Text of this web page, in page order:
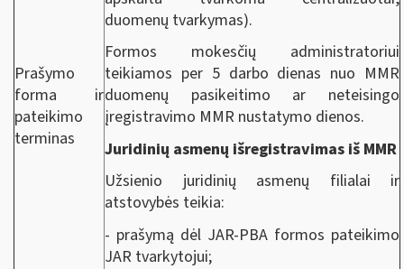
Prašymo
forma ir
pateikimo
terminas
duomenų tvarkymas).
Formos mokesčių administratoriui
teikiamos per 5 darbo dienas nuo MMR
duomenų pasikeitimo ar neteisingo
įregistravimo MMR nustatymo dienos.
Juridinių asmenų išregistravimas iš MMR
Užsienio juridinių asmenų filialai ir
atstovybės teikia:
- prašymą dėl JAR-PBA formos pateikimo
JAR tvarkytojui;